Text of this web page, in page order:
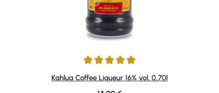
Durchschnittliche Bewertung von 4.94 von 5 Sternen
Kahlua Coffee Liqueur 16% vol. 0,70l